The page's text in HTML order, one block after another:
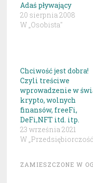
Adaś pływający
20 sierpnia 2008
W „Osobista"
Chciwość jest dobra!
Czyli treściwe
wprowadzenie w
krypto, wolnych
finansów, freeFi,
DeFi,NFT itd. itp.
23 września 2021
W
ZAMIESZCZONE W